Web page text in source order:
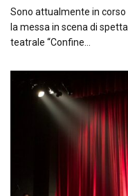
Sono attualmente in
la messa in scena di
teatrale “Confine…